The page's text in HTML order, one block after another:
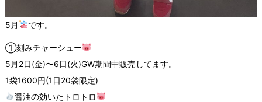
5月 です。
①刻みチャーシュー
5月2日(金)〜6日(火)GW期間中販売してます。
1袋1600円(1日20袋限定)
醤油の効いたトロトロ